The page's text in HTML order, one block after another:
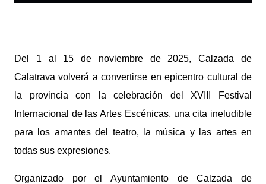
Del 1 al 15 de noviembre de 2025, Calzada de
Calatrava volverá a convertirse en epicentro cultural de
la provincia con la celebración del XVIII Festival
Internacional de las Artes Escénicas, una cita ineludible
para los amantes del teatro, la música y las artes en
todas sus expresiones.
Organizado por el Ayuntamiento de Calzada de